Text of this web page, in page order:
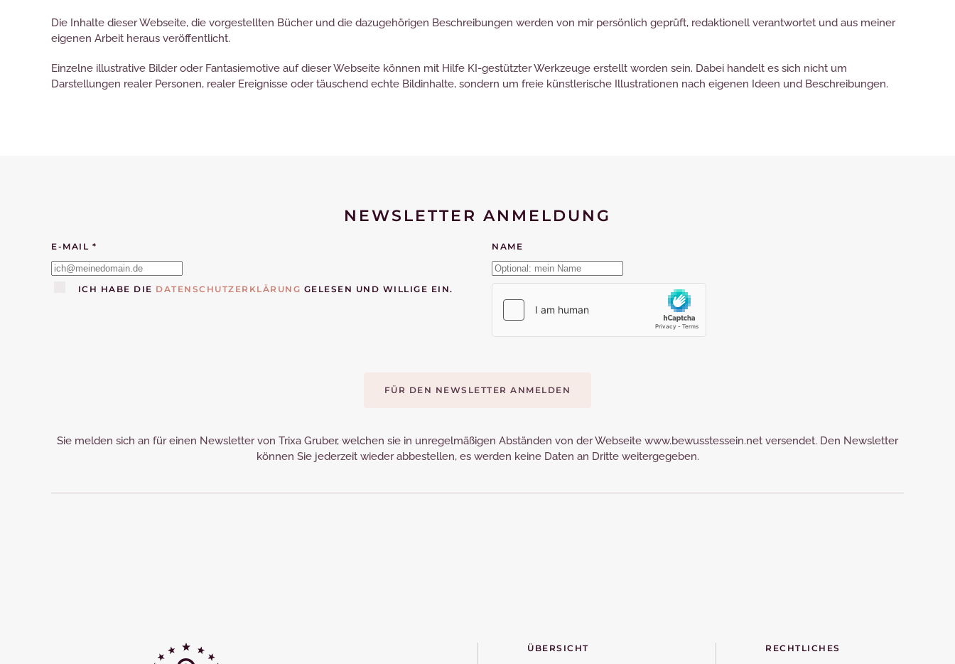
Die Inhalte dieser Webseite, die vorgestellten Bücher und die dazugehörigen Beschreibungen werden von mir persönlich geprüft, redaktionell verantwortet und aus meiner
eigenen Arbeit heraus veröffentlicht.
Einzelne illustrative Bilder oder Fantasiemotive auf dieser Webseite können mit Hilfe KI-gestützter Werkzeuge erstellt worden sein. Dabei handelt es sich nicht um
Darstellungen realer Personen, realer Ereignisse oder täuschend echte Bildinhalte, sondern um freie künstlerische Illustrationen nach eigenen Ideen und Beschreibungen.
NEWSLETTER ANMELDUNG
E-MAIL * NAME
ICH HABE DIE DATENSCHUTZERKLÄRUNG GELESEN UND WILLIGE EIN.
FÜR DEN NEWSLETTER ANMELDEN
Sie melden sich an für einen Newsletter von Trixa Gruber, welchen sie in unregelmäßigen Abständen von der Webseite www.bewusstessein.net versendet. Den Newsletter
können Sie jederzeit wieder abbestellen, es werden keine Daten an Dritte weitergegeben.
ÜBERSICHT RECHTLICHES